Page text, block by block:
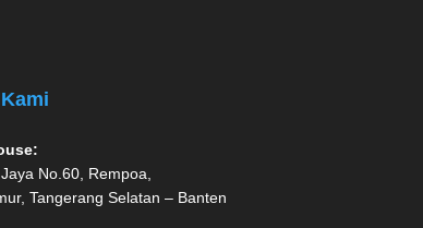
No.60, Rempoa,
Tangerang Selatan – Banten